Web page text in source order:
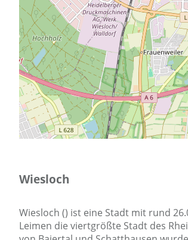
Wiesloch
Wiesloch () ist eine Stadt mit rund
Leimen die viertgrößte Stadt des